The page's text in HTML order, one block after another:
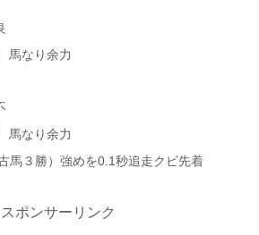
馬なり余力
馬なり余力
馬３勝）強めを0.1秒追走クビ先着
スポンサーリンク